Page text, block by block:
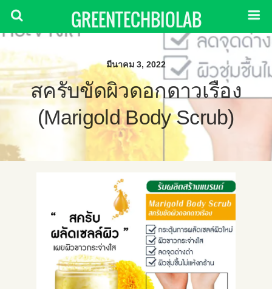
GREENTECHBIOLAB
มีนาคม 3, 2022
สครับขัดผิวดอกดาวเรือง
(Marigold Body Scrub)